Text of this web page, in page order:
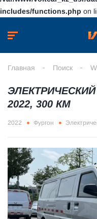
includes/functions.php on
Главная Поиск
ЭЛЕКТРИЧЕСКИЙ
2022, 300 КМ
2022 Фургон